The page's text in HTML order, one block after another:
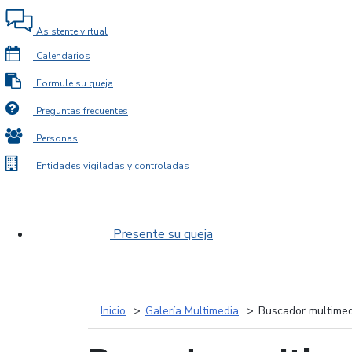
Asistente virtual
Calendarios
Formule su queja
Preguntas frecuentes
Personas
Entidades vigiladas y controladas
Presente su queja
Inicio Galería Multimedia Buscador